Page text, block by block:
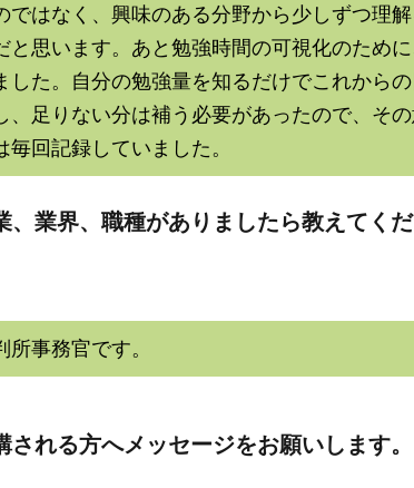
ではなく、興味のある分野から少しずつ理
と思います。あと勉強時間の可視化のため
した。自分の勉強量を知るだけでこれから
、足りない分は補う必要があったので、そ
毎回記録していました。
、業界、職種がありましたら教えてくだ
所事務官です。
される方へメッセージをお願いします。